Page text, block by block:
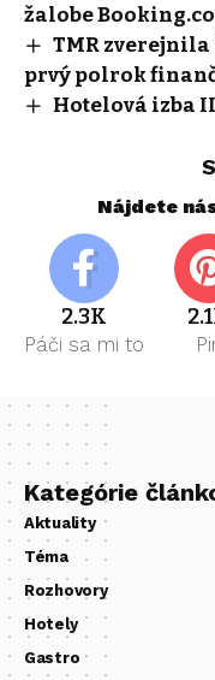
žalobe
TMR
prvý polrok
Hotelová izba
Nájdete
2.3K
Páči sa mi to
Kategórie
Aktuality
Téma
Rozhovory
Hotely
Gastro